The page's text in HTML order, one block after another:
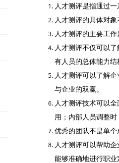
人才测评是指通过
人才测评的具体对
人才测评的主要工
人才测评不仅可以
有人员的总体能力
人才测评可以了解
与企业的双赢。
人才测评技术可以
用；内部人员调整
优秀的团队不是单
人才测评可以帮助
能够准确地进行职